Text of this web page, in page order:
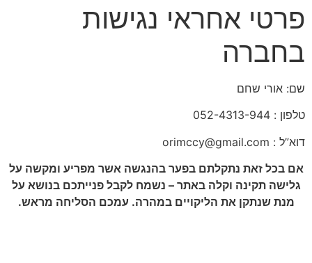
פרטי אחראי נגישות
בחברה
שם: אורי שחם
טלפון : 052-4313-944
דוא”ל : orimccy@gmail.com
אם בכל זאת נתקלתם בפער בהנגשה אשר מפריע ומקשה על
גלישה תקינה וקלה באתר – נשמח לקבל פנייתכם בנושא על
מנת שנתקן את הליקויים במהרה. עמכם הסליחה מראש.